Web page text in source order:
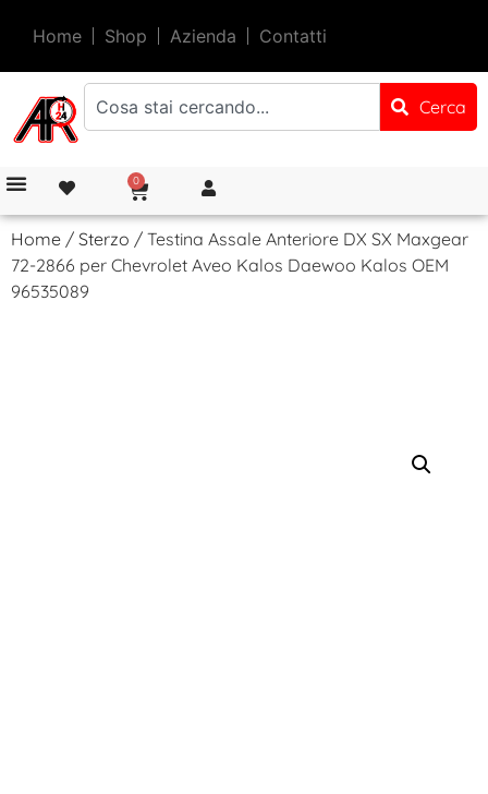
Home Shop Azienda Contatti
Cerca
0
Home / Sterzo / Testina Assale Anteriore DX SX Maxgear
72-2866 per Chevrolet Aveo Kalos Daewoo Kalos OEM
96535089